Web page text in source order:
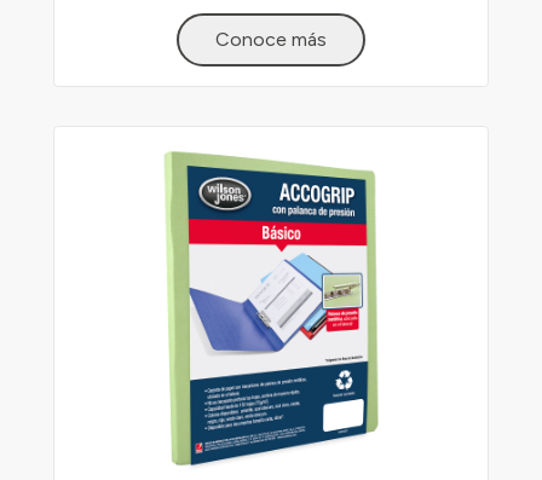
Conoce más